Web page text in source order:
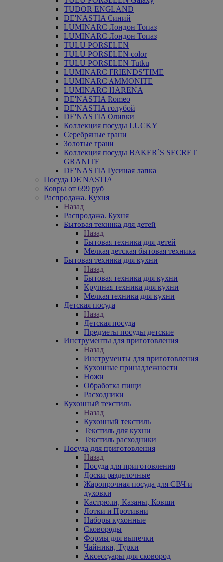
TUDOR ENGLAND
DE'NASTIA Синий
LUMINARC Лондон Топаз
LUMINARC Лондон Топаз
TULU PORSELEN
TULU PORSELEN color
TULU PORSELEN Tutku
LUMINARC FRIENDS'TIME
LUMINARC AMMONITE
LUMINARC HARENA
DE'NASTIA Romeo
DE'NASTIA голубой
DE'NASTIA Оливки
Коллекция посуды LUCKY
Серебряные грани
Золотые грани
Коллекция посуды BAKER`S SECRET
GRANITE
DE'NASTIA Гусиная лапка
Посуда DE'NASTIA
Ковры от 699 руб
Распродажа. Кухня
Назад
Распродажа. Кухня
Бытовая техника для детей
Назад
Бытовая техника для детей
Мелкая детская бытовая техника
Бытовая техника для кухни
Назад
Бытовая техника для кухни
Крупная техника для кухни
Мелкая техника для кухни
Детская посуда
Назад
Детская посуда
Предметы посуды детские
Инструменты для приготовления
Назад
Инструменты для приготовления
Кухонные принадлежности
Ножи
Обработка пищи
Расходники
Кухонный текстиль
Назад
Кухонный текстиль
Текстиль для кухни
Текстиль расходники
Посуда для приготовления
Назад
Посуда для приготовления
Доски разделочные
Жаропрочная посуда для СВЧ и
духовки
Кастрюли, Казаны, Ковши
Лотки и Противни
Наборы кухонные
Сковороды
Формы для выпечки
Чайники, Турки
Аксессуары для сковород